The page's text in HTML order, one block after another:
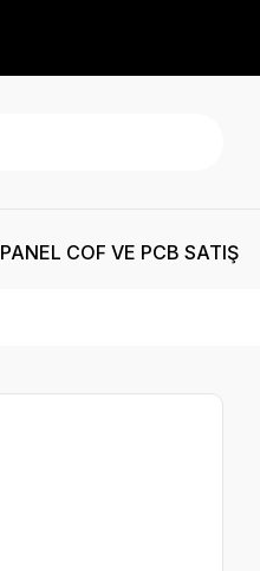
PANEL COF VE PCB SATIŞ